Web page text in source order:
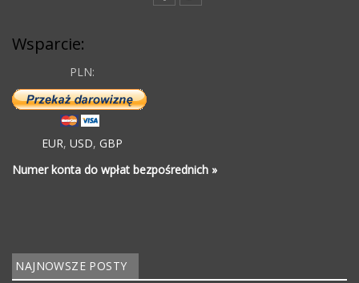
Wsparcie:
PLN:
EUR, USD, GBP
Numer konta do wpłat bezpośrednich »
NAJNOWSZE POSTY